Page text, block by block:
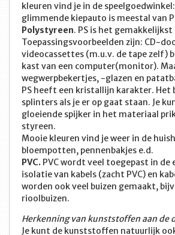
kleuren vind je in de
glimmende kiepauto is meestal van
Polystyreen. PS is het
Toepassingsvoorbeelden zijn: CD-
videocassettes (m.u.v. de tape zelf)
kast van een computer(monitor).
wegwerpbekertjes, -glazen en
PS heeft een kristallijn karakter. Het
splinters als je er op gaat staan. Je
gloeiende spijker in het materiaal
styreen.
Mooie kleuren vind je weer in de
bloempotten, pennenbakjes e.d.
PVC. PVC wordt veel toegepast in
isolatie van kabels (zacht PVC) en
worden ook veel buizen gemaakt,
rioolbuizen.
Herkenning van kunststoffen aan de
Je kunt de kunststoffen natuurlijk